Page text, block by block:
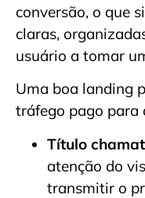
conversão, o que
claras,
usuário a tomar
Uma boa landing
tráfego pago para
Título
atenção do
transmitir o